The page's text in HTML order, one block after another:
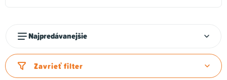
d
Najpredávanejšie
Zavrieť filter